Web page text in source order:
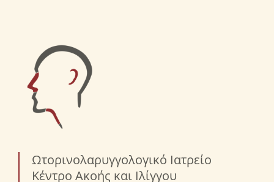
Ωτορινολαρυγγολογικό Ιατρείο
Κέντρο Ακοής και Ιλίγγου